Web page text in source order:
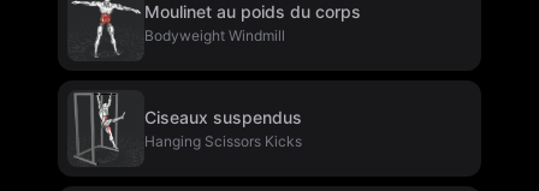
Moulinet au poids du corps
Bodyweight Windmill
Ciseaux suspendus
Hanging Scissors Kicks